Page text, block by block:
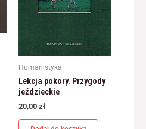
Humanistyka
Lekcja pokory. Przygody
jeździeckie
20,00 zł